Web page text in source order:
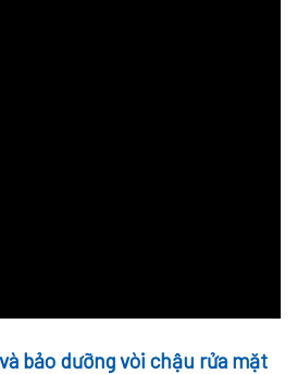
bảo dưỡng vòi chậu rửa mặt